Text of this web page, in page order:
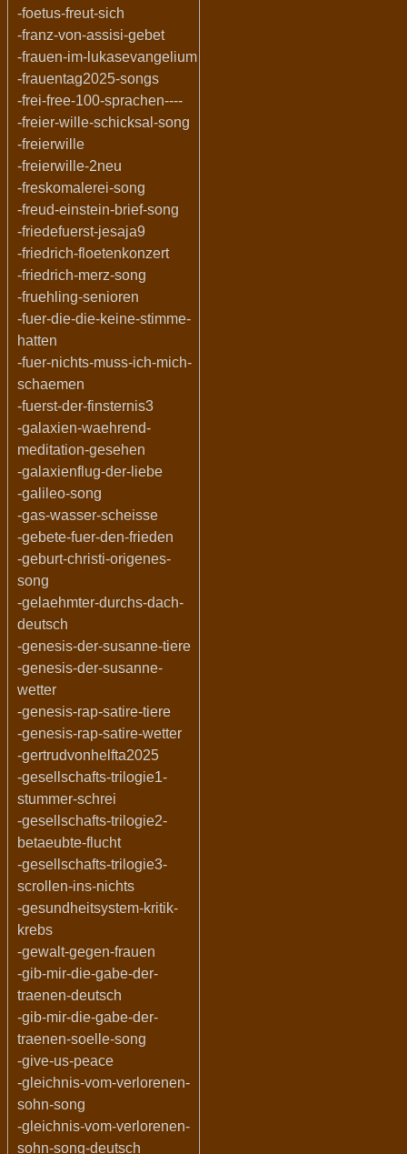
-foetus-freut-sich
-franz-von-assisi-gebet
-frauen-im-lukasevangelium
-frauentag2025-songs
-frei-free-100-sprachen----
-freier-wille-schicksal-song
-freierwille
-freierwille-2neu
-freskomalerei-song
-freud-einstein-brief-song
-friedefuerst-jesaja9
-friedrich-floetenkonzert
-friedrich-merz-song
-fruehling-senioren
-fuer-die-die-keine-stimme-
hatten
-fuer-nichts-muss-ich-mich-
schaemen
-fuerst-der-finsternis3
-galaxien-waehrend-
meditation-gesehen
-galaxienflug-der-liebe
-galileo-song
-gas-wasser-scheisse
-gebete-fuer-den-frieden
-geburt-christi-origenes-
song
-gelaehmter-durchs-dach-
deutsch
-genesis-der-susanne-tiere
-genesis-der-susanne-
wetter
-genesis-rap-satire-tiere
-genesis-rap-satire-wetter
-gertrudvonhelfta2025
-gesellschafts-trilogie1-
stummer-schrei
-gesellschafts-trilogie2-
betaeubte-flucht
-gesellschafts-trilogie3-
scrollen-ins-nichts
-gesundheitsystem-kritik-
krebs
-gewalt-gegen-frauen
-gib-mir-die-gabe-der-
traenen-deutsch
-gib-mir-die-gabe-der-
traenen-soelle-song
-give-us-peace
-gleichnis-vom-verlorenen-
sohn-song
-gleichnis-vom-verlorenen-
sohn-song-deutsch